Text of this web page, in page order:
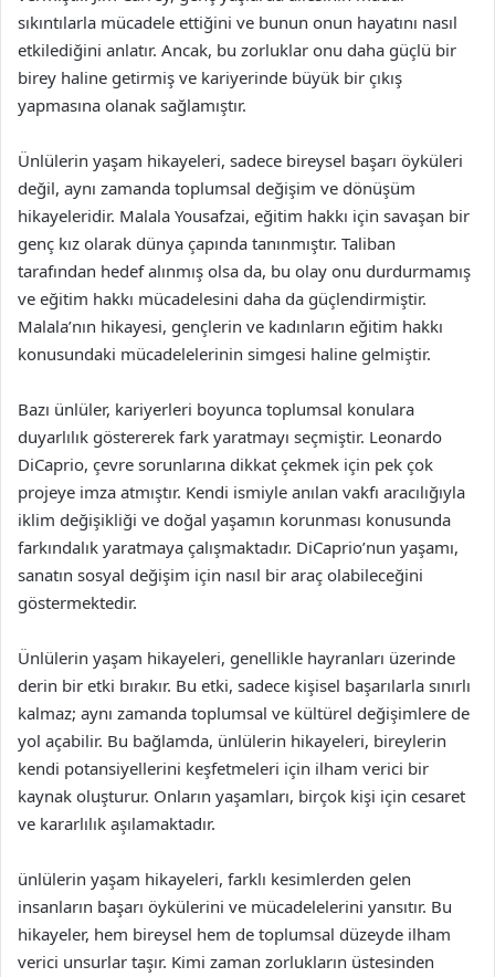
sıkıntılarla mücadele ettiğini ve bunun onun hayatını nasıl
etkilediğini anlatır. Ancak, bu zorluklar onu daha güçlü bir
birey haline getirmiş ve kariyerinde büyük bir çıkış
yapmasına olanak sağlamıştır.
Ünlülerin yaşam hikayeleri, sadece bireysel başarı öyküleri
değil, aynı zamanda toplumsal değişim ve dönüşüm
hikayeleridir. Malala Yousafzai, eğitim hakkı için savaşan bir
genç kız olarak dünya çapında tanınmıştır. Taliban
tarafından hedef alınmış olsa da, bu olay onu durdurmamış
ve eğitim hakkı mücadelesini daha da güçlendirmiştir.
Malala’nın hikayesi, gençlerin ve kadınların eğitim hakkı
konusundaki mücadelelerinin simgesi haline gelmiştir.
Bazı ünlüler, kariyerleri boyunca toplumsal konulara
duyarlılık göstererek fark yaratmayı seçmiştir. Leonardo
DiCaprio, çevre sorunlarına dikkat çekmek için pek çok
projeye imza atmıştır. Kendi ismiyle anılan vakfı aracılığıyla
iklim değişikliği ve doğal yaşamın korunması konusunda
farkındalık yaratmaya çalışmaktadır. DiCaprio’nun yaşamı,
sanatın sosyal değişim için nasıl bir araç olabileceğini
göstermektedir.
Ünlülerin yaşam hikayeleri, genellikle hayranları üzerinde
derin bir etki bırakır. Bu etki, sadece kişisel başarılarla sınırlı
kalmaz; aynı zamanda toplumsal ve kültürel değişimlere de
yol açabilir. Bu bağlamda, ünlülerin hikayeleri, bireylerin
kendi potansiyellerini keşfetmeleri için ilham verici bir
kaynak oluşturur. Onların yaşamları, birçok kişi için cesaret
ve kararlılık aşılamaktadır.
ünlülerin yaşam hikayeleri, farklı kesimlerden gelen
insanların başarı öykülerini ve mücadelelerini yansıtır. Bu
hikayeler, hem bireysel hem de toplumsal düzeyde ilham
verici unsurlar taşır. Kimi zaman zorlukların üstesinden